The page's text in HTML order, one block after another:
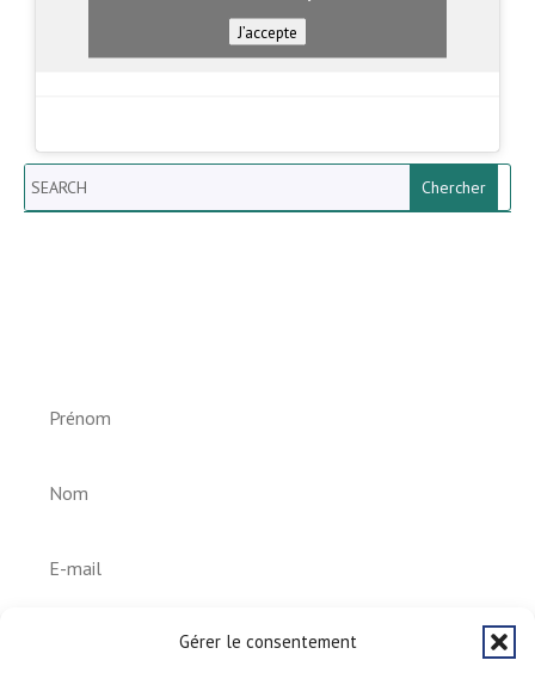
Gérer le consentement
J’accepte
Search
S'abonner